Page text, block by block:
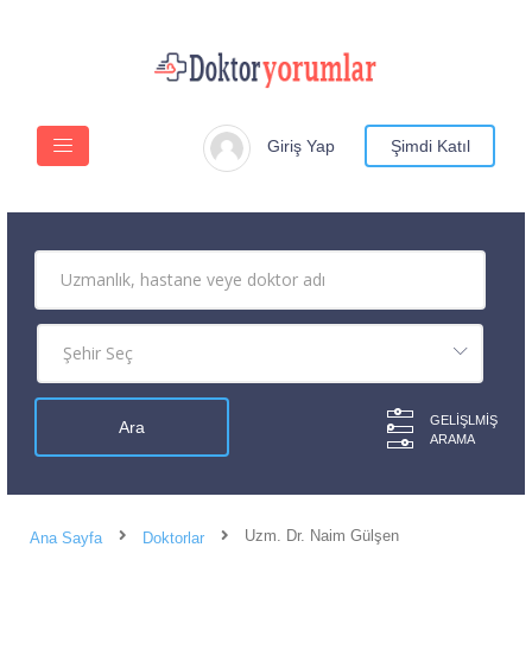
Giriş Yap Şimdi Katıl
GELIŞLMIŞ
ARAMA
Ana Sayfa Doktorlar Uzm. Dr. Naim Gülşen